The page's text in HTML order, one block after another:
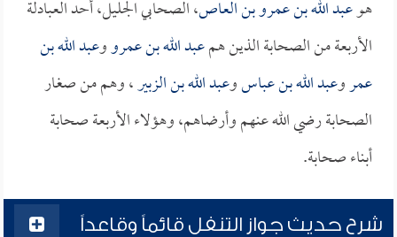
هوعبد الله بن عمرو بن العاص، الصحابي الجليل، أحد العبادلة
الأربعة من الصحابة الذين همعبد الله بن عمرووعبد الله بن
عمروعبد الله بن عباسوعبد الله بن الزبير، وهم من صغار
الصحابة رضي الله عنهم وأرضاهم، وهؤلاء الأربعة صحابة
أبناء صحابة.
شرح حديث جواز التنفل قائماً وقاعداً